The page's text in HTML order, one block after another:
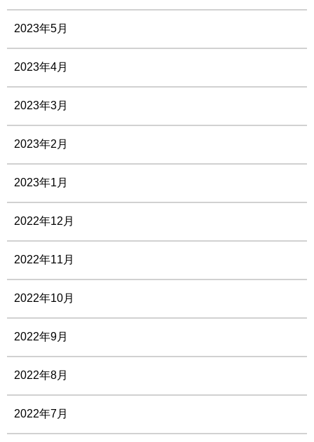
2023年5月
2023年4月
2023年3月
2023年2月
2023年1月
2022年12月
2022年11月
2022年10月
2022年9月
2022年8月
2022年7月